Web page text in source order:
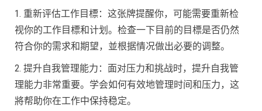
1. 重新评估工作目標：这张牌提醒你，可能需要重新检
视你的工作目標和计划。检查一下目前的目標是否仍然
符合你的需求和期望，並根据情况做出必要的调整。
2. 提升自我管理能力：面对压力和挑战时，提升自我管
理能力非常重要。学会如何有效地管理时间和压力，这
將帮助你在工作中保持稳定。